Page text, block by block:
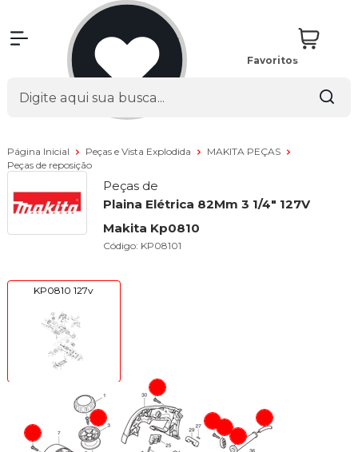
Favoritos
Página Inicial Peças e Vista Explodida
MAKITA PEÇAS
Peças de reposição
Peças de
Plaina Elétrica 82Mm 3 1/4" 127V
Makita Kp0810
Código: KP08101
KP0810 127v